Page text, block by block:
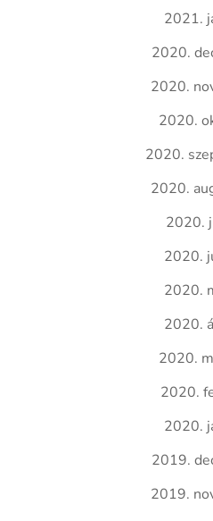
2021.
2020.
2020.
2020.
2020.
2020.
2020.
2020.
2020.
2020.
2020.
2020.
2020.
2019.
2019.